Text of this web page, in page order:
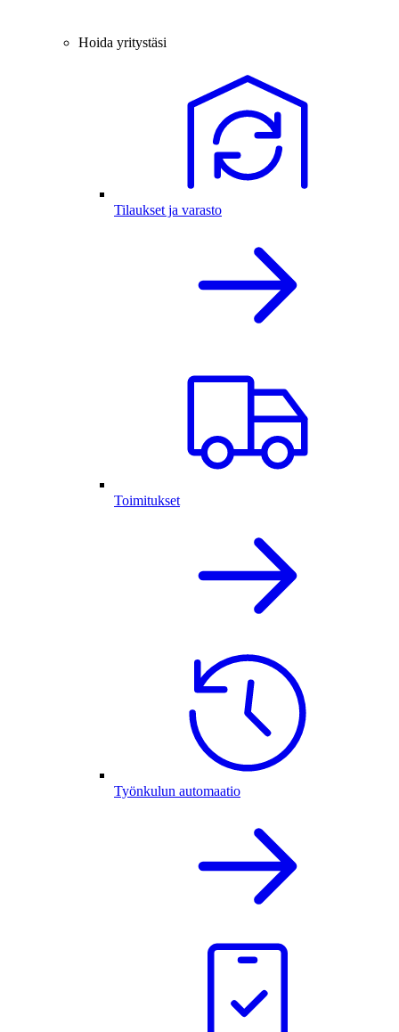
Hoida yritystäsi
Tilaukset ja varasto
Toimitukset
Työnkulun automaatio